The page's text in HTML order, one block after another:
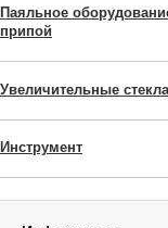
Паяльное
припой
Увеличительные стекла
Инструмент